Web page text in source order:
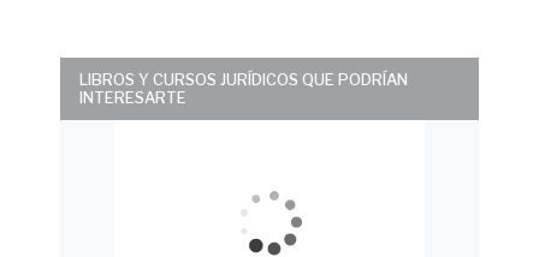
LIBROS Y CURSOS JURÍDICOS QUE PODRÍAN
INTERESARTE